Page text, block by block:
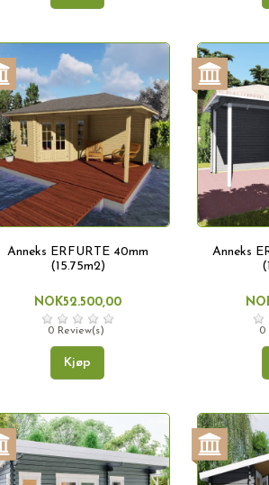
Anneks ERFURTE 40mm
(15.75m2)
NOK52.500,00
0 Review(s)
Kjøp
Anneks
0